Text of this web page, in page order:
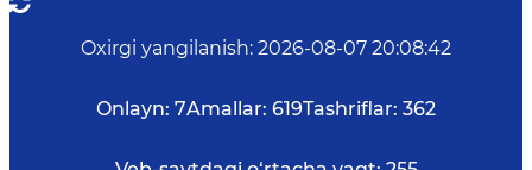
Oxirgi yangilanish: 2026-08-07 20:08:42
Onlayn: 7Amallar: 619Tashriflar: 362